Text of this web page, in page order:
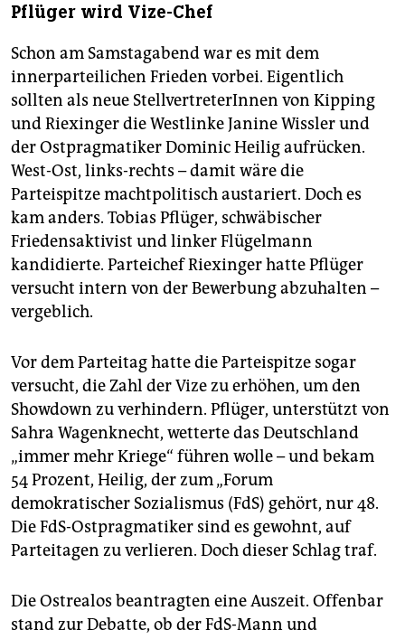
Pflüger wird Vize-Chef
Schon am Samstagabend war es mit dem
innerparteilichen Frieden vorbei. Eigentlich
sollten als neue StellvertreterInnen von Kipping
und Riexinger die Westlinke Janine Wissler und
der Ostpragmatiker Dominic Heilig aufrücken.
West-Ost, links-rechts – damit wäre die
Parteispitze machtpolitisch austariert. Doch es
kam anders. Tobias Pflüger, schwäbischer
Friedensaktivist und linker Flügelmann
kandidierte. Parteichef Riexinger hatte Pflüger
versucht intern von der Bewerbung abzuhalten –
vergeblich.
Vor dem Parteitag hatte die Parteispitze sogar
versucht, die Zahl der Vize zu erhöhen, um den
Showdown zu verhindern. Pflüger, unterstützt von
Sahra Wagenknecht, wetterte das Deutschland
„immer mehr Kriege“ führen wolle – und bekam
54 Prozent, Heilig, der zum „Forum
demokratischer Sozialismus (FdS) gehört, nur 48.
Die FdS-Ostpragmatiker sind es gewohnt, auf
Parteitagen zu verlieren. Doch dieser Schlag traf.
Die Ostrealos beantragten eine Auszeit. Offenbar
stand zur Debatte, ob der FdS-Mann und